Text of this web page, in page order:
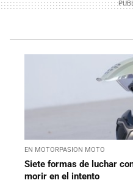
EN MOTORPASION MOTO
Siete formas de luchar
morir en el intento